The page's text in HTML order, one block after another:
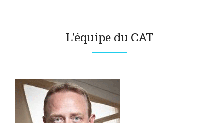
L'équipe du CAT